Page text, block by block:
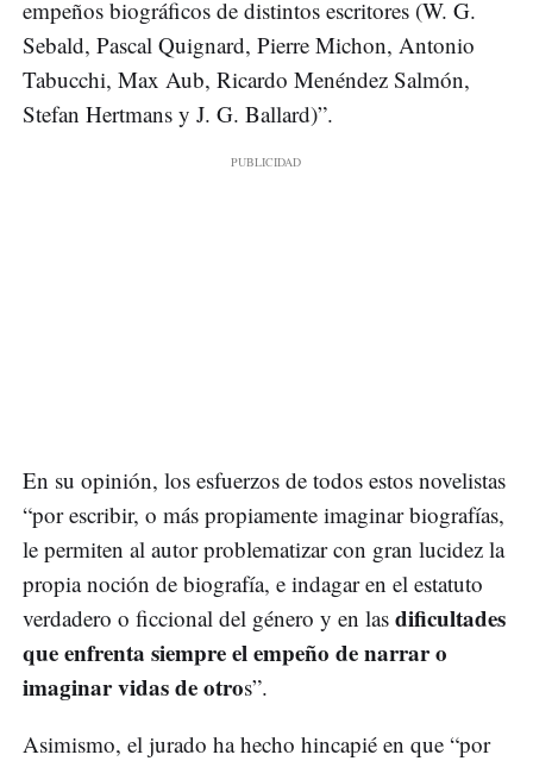
empeños biográficos de distintos escritores (W. G.
Sebald, Pascal Quignard, Pierre Michon, Antonio
Tabucchi, Max Aub, Ricardo Menéndez Salmón,
Stefan Hertmans y J. G. Ballard)”.
En su opinión, los esfuerzos de todos estos novelistas
“por escribir, o más propiamente imaginar biografías,
le permiten al autor problematizar con gran lucidez la
propia noción de biografía, e indagar en el estatuto
verdadero o ficcional del género y en las dificultades
que enfrenta siempre el empeño de narrar o
imaginar vidas de otros”.
Asimismo, el jurado ha hecho hincapié en que “por